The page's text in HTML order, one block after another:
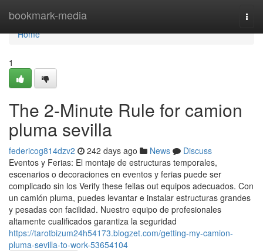
bookmark-media
Home
Home
1
The 2-Minute Rule for camion
pluma sevilla
federicog814dzv2 242 days ago News
Discuss
Eventos y Ferias: El montaje de estructuras temporales,
escenarios o decoraciones en eventos y ferias puede ser
complicado sin los Verify these fellas out equipos adecuados. Con
un camión pluma, puedes levantar e instalar estructuras grandes
y pesadas con facilidad. Nuestro equipo de profesionales
altamente cualificados garantiza la seguridad
https://tarotbizum24h54173.blogzet.com/getting-my-camion-
pluma-sevilla-to-work-53654104